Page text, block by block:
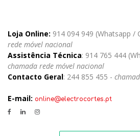
Loja Online: 914 094 949 (Whatsapp /
rede móvel nacional
Assistência Técnica: 914 765 444
chamada rede móvel nacional
Contacto Geral: 244 855 455 -
E-mail: online@electrocortes.pt